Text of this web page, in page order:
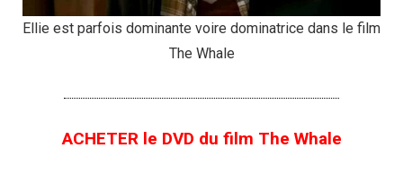
Ellie est parfois dominante voire dominatrice dans le film
The Whale
ACHETER le DVD du film The Whale